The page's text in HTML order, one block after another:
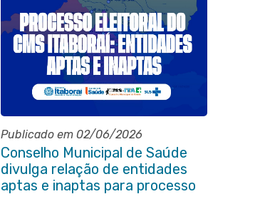
Publicado em 02/06/2026
Conselho Municipal de Saúde
divulga relação de entidades
aptas e inaptas para processo